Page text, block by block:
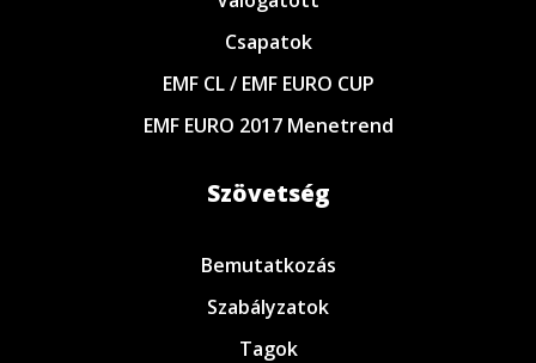
Csapatok
EMF CL / EMF EURO CUP
EMF EURO 2017 Menetrend
Szövetség
Bemutatkozás
Szabályzatok
Tagok